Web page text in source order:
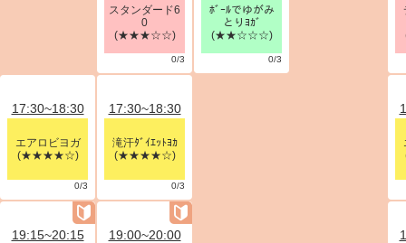
スタンダード6
0
(★★★☆☆)
0/3
ﾎﾞｰﾙでゆがみ
とりﾖｶﾞ
(★★☆☆☆)
0/3
17:30~18:30
エアロビヨガ
(★★★★☆)
0/3
17:30~18:30
滝汗ﾀﾞｲｴｯﾄﾖｶ
(★★★★☆)
0/3
19:15~20:15 19:00~20:00